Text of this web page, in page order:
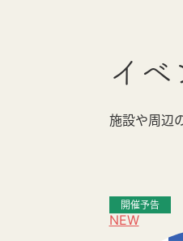
イベ
施設や周辺
NEW
開催予告